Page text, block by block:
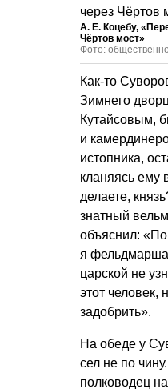
А. Е. Коцебу,
Чёртов мост»
Фото:
Как-то
Зимнего
Кутайсовым,
и
истопника,
кланяясь ему
делаете,
знатный
объяснил:
я
царской не
этот человек,
задобрить».
На обеде у
сел не по
полководец